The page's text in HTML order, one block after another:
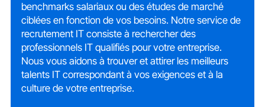
benchmarks salariaux ou des études de marché
ciblées en fonction de vos besoins. Notre service de
recrutement IT consiste à rechercher des
professionnels IT qualifiés pour votre entreprise.
Nous vous aidons à trouver et attirer les meilleurs
talents IT correspondant à vos exigences et à la
culture de votre entreprise.